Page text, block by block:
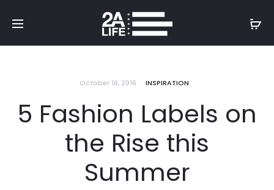
October 16, 2016 INSPIRATION
5 Fashion Labels on
the Rise this
Summer